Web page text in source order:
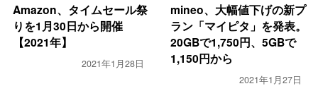
Amazon、タイムセール祭
りを1月30日から開催
【2021年】
2021年1月28日
mineo、大幅値下げの新プ
ラン「マイピタ」を発表。
20GBで1,750円、5GBで
1,150円から
2021年1月27日